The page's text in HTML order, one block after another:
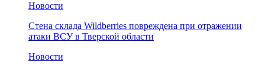
Новости
Стена склада Wildberries повреждена при отражении
атаки ВСУ в Тверской области
Новости